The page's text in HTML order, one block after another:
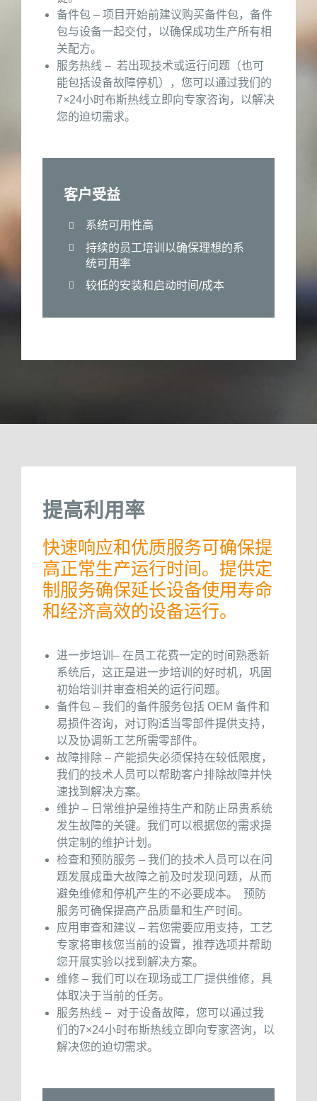
备件包 – 项目开始前建议购买备件包，备件
包与设备一起交付，以确保成功生产所有相
关配方。
服务热线 – 若出现技术或运行问题（也可
能包括设备故障停机），您可以通过我们的
7×24小时布斯热线立即向专家咨询，以解决
您的迫切需求。
客户受益
系统可用性高
持续的员工培训以确保理想的系
统可用率
较低的安装和启动时间/成本
提高利用率
快速响应和优质服务可确保提
高正常生产运行时间。提供定
制服务确保延长设备使用寿命
和经济高效的设备运行。
进一步培训– 在员工花费一定的时间熟悉新
系统后，这正是进一步培训的好时机，巩固
初始培训并审查相关的运行问题。
备件包 – 我们的备件服务包括 OEM 备件和
易损件咨询，对订购适当零部件提供支持，
以及协调新工艺所需零部件。
故障排除 – 产能损失必须保持在较低限度，
我们的技术人员可以帮助客户排除故障并快
速找到解决方案。
维护 – 日常维护是维持生产和防止昂贵系统
发生故障的关键。我们可以根据您的需求提
供定制的维护计划。
检查和预防服务 – 我们的技术人员可以在问
题发展成重大故障之前及时发现问题，从而
避免维修和停机产生的不必要成本。 预防
服务可确保提高产品质量和生产时间。
应用审查和建议 – 若您需要应用支持，工艺
专家将审核您当前的设置，推荐选项并帮助
您开展实验以找到解决方案。
维修 – 我们可以在现场或工厂提供维修，具
体取决于当前的任务。
服务热线 – 对于设备故障，您可以通过我
们的7×24小时布斯热线立即向专家咨询，以
解决您的迫切需求。